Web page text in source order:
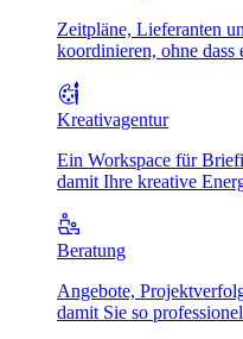
Zeitpläne, Lieferanten
koordinieren, ohne dass
Kreativagentur
Ein Workspace für
damit Ihre kreative
Beratung
Angebote,
damit Sie so